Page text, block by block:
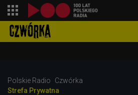
Polskie Radio
Czwórka
Strefa Prywatna